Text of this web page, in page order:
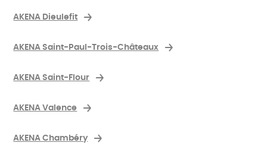
AKENA Dieulefit
AKENA Saint-Paul-Trois-Châteaux
AKENA Saint-Flour
AKENA Valence
AKENA Chambéry